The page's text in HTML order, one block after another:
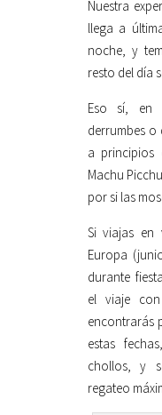
Nuestra
llega a
noche, y
resto del día
Eso sí, en
derrumbes
a
Machu
por si las
Si viajas en
Europa
durante
el viaje
encontrarás
estas
chollos, y
regateo